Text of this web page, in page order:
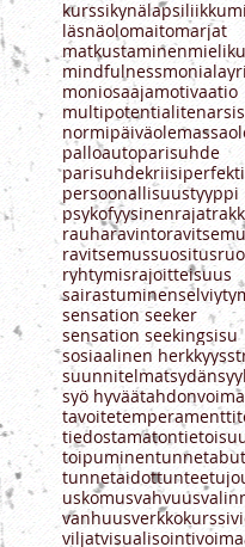
kehotietoisuus
kieltäytyminenkipu
koherenssikonflikti
kumppanikuolema
kurssikynälapsi
läsnäolomaitomarjat
matkustaminen
mindfulness
moniosaajamotivaatio
multipotentialite
normipäivä
palloautoparisuhde
parisuhdekriisi
persoonallisuustyyppi
psykofyysinenrajat
rauharavintoravitsemus
ravitsemussuositus
ryhtymisrajoitteisuus
sairastuminen
sensation seeker
sensation seekingsisu
sosiaalinen herkkyys
suunnitelmatsydän
syö hyväätahdonvoima
tavoitetemperamentti
tiedostamaton
toipuminentunnetabut